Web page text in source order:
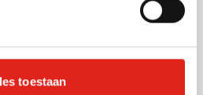
toestaan
Levering vanaf24 augustus
Bekijk